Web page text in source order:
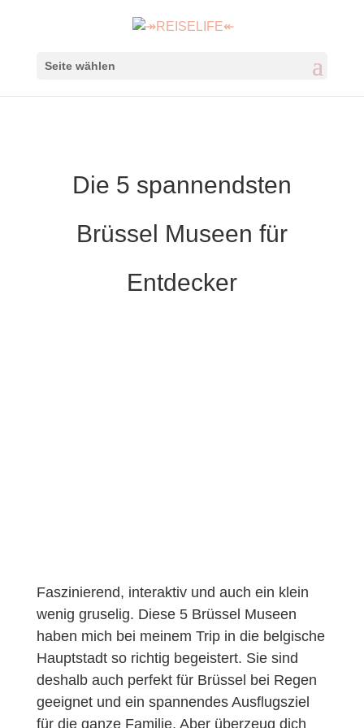
Seite wählen
Die 5 spannendsten
Brüssel Museen für
Entdecker
Faszinierend, interaktiv und auch ein klein
wenig gruselig. Diese 5 Brüssel Museen
haben mich bei meinem Trip in die belgische
Hauptstadt so richtig begeistert. Sie sind
deshalb auch perfekt für Brüssel bei Regen
geeignet und ein spannendes Ausflugsziel
für die ganze Familie. Aber überzeug dich